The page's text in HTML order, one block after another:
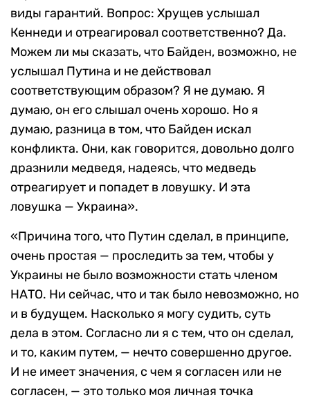
виды гарантий. Вопрос: Хрущев услышал
Кеннеди и отреагировал соответственно? Да.
Можем ли мы сказать, что Байден, возможно, не
услышал Путина и не действовал
соответствующим образом? Я не думаю. Я
думаю, он его слышал очень хорошо. Но я
думаю, разница в том, что Байден искал
конфликта. Они, как говорится, довольно долго
дразнили медведя, надеясь, что медведь
отреагирует и попадет в ловушку. И эта
ловушка — Украина».
«Причина того, что Путин сделал, в принципе,
очень простая — проследить за тем, чтобы у
Украины не было возможности стать членом
НАТО. Ни сейчас, что и так было невозможно, но
и в будущем. Насколько я могу судить, суть
дела в этом. Согласно ли я с тем, что он сделал,
и то, каким путем, — нечто совершенно другое.
И не имеет значения, с чем я согласен или не
согласен, — это только моя личная точка